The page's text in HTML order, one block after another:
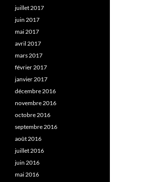
juillet 2017
juin 2017
mai 2017
avril 2017
mars 2017
février 2017
janvier 2017
décembre 2016
novembre 2016
octobre 2016
septembre 2016
août 2016
juillet 2016
juin 2016
mai 2016